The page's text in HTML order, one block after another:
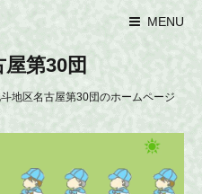
MENU
第30団
地区名古屋第30団のホームページ